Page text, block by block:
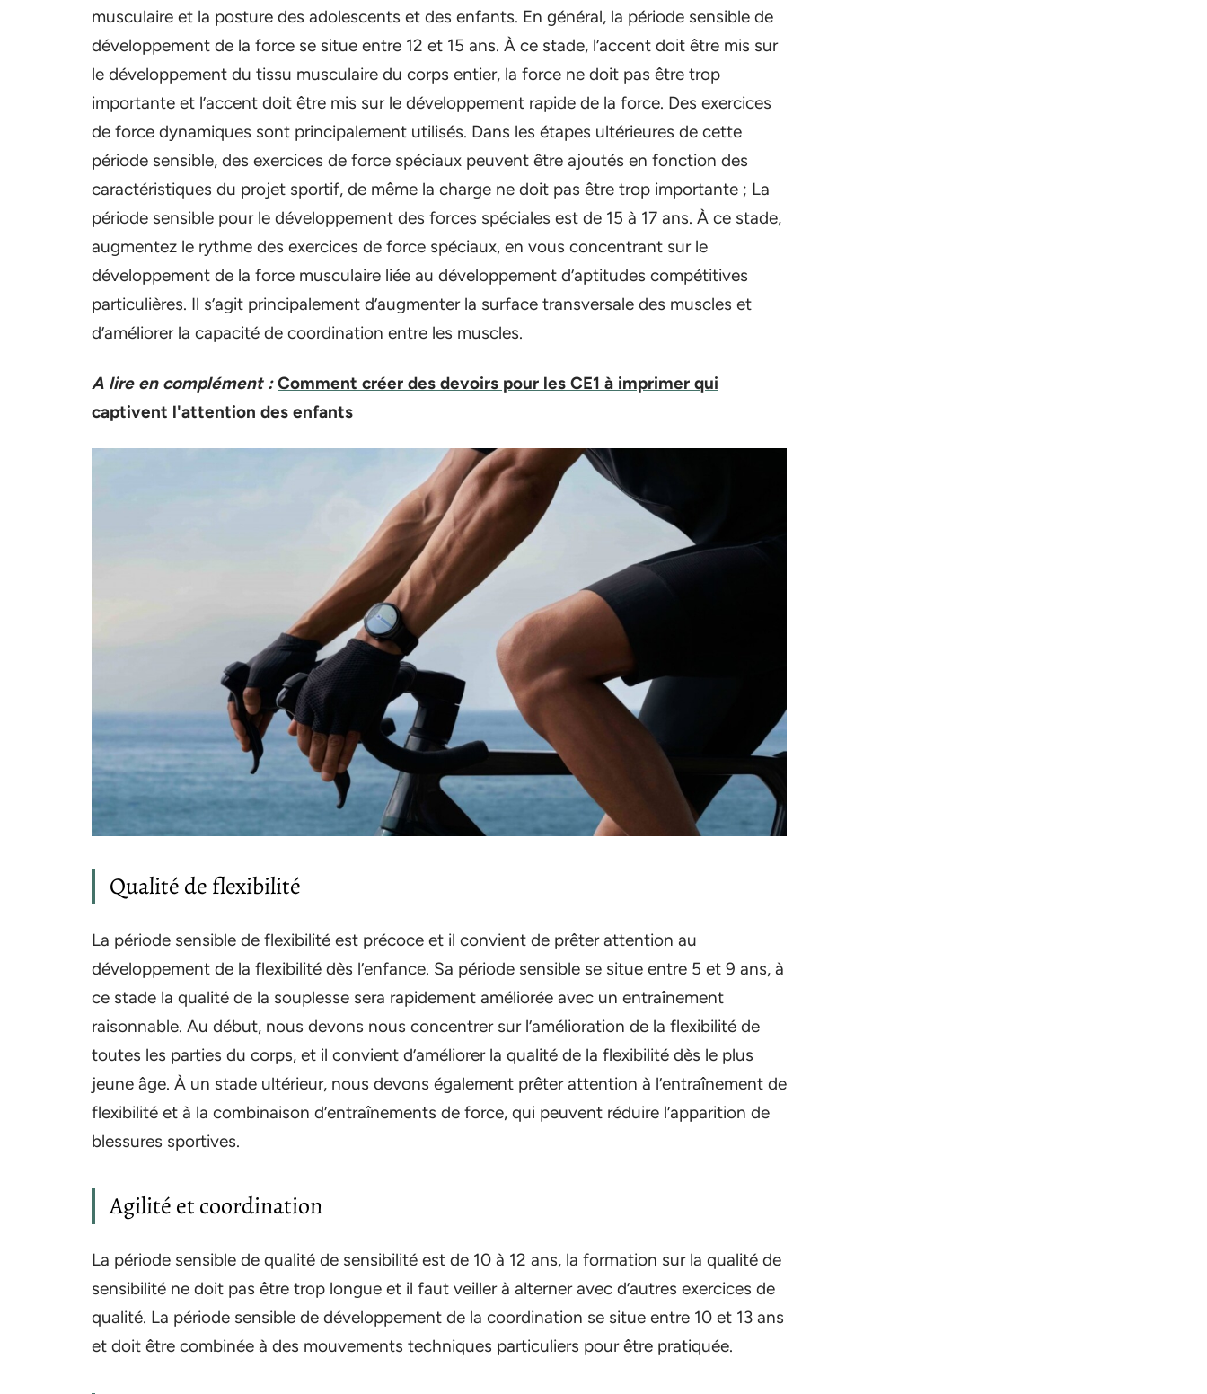
musculaire et la posture des adolescents et des enfants. En général, la période sensible de
développement de la force se situe entre 12 et 15 ans. À ce stade, l’accent doit être mis sur
le développement du tissu musculaire du corps entier, la force ne doit pas être trop
importante et l’accent doit être mis sur le développement rapide de la force. Des exercices
de force dynamiques sont principalement utilisés. Dans les étapes ultérieures de cette
période sensible, des exercices de force spéciaux peuvent être ajoutés en fonction des
caractéristiques du projet sportif, de même la charge ne doit pas être trop importante ; La
période sensible pour le développement des forces spéciales est de 15 à 17 ans. À ce stade,
augmentez le rythme des exercices de force spéciaux, en vous concentrant sur le
développement de la force musculaire liée au développement d’aptitudes compétitives
particulières. Il s’agit principalement d’augmenter la surface transversale des muscles et
d’améliorer la capacité de coordination entre les muscles.
A lire en complément : Comment créer des devoirs pour les CE1 à imprimer qui
captivent l'attention des enfants
Qualité de flexibilité
La période sensible de flexibilité est précoce et il convient de prêter attention au
développement de la flexibilité dès l’enfance. Sa période sensible se situe entre 5 et 9 ans, à
ce stade la qualité de la souplesse sera rapidement améliorée avec un entraînement
raisonnable. Au début, nous devons nous concentrer sur l’amélioration de la flexibilité de
toutes les parties du corps, et il convient d’améliorer la qualité de la flexibilité dès le plus
jeune âge. À un stade ultérieur, nous devons également prêter attention à l’entraînement de
flexibilité et à la combinaison d’entraînements de force, qui peuvent réduire l’apparition de
blessures sportives.
Agilité et coordination
La période sensible de qualité de sensibilité est de 10 à 12 ans, la formation sur la qualité de
sensibilité ne doit pas être trop longue et il faut veiller à alterner avec d’autres exercices de
qualité. La période sensible de développement de la coordination se situe entre 10 et 13 ans
et doit être combinée à des mouvements techniques particuliers pour être pratiquée.